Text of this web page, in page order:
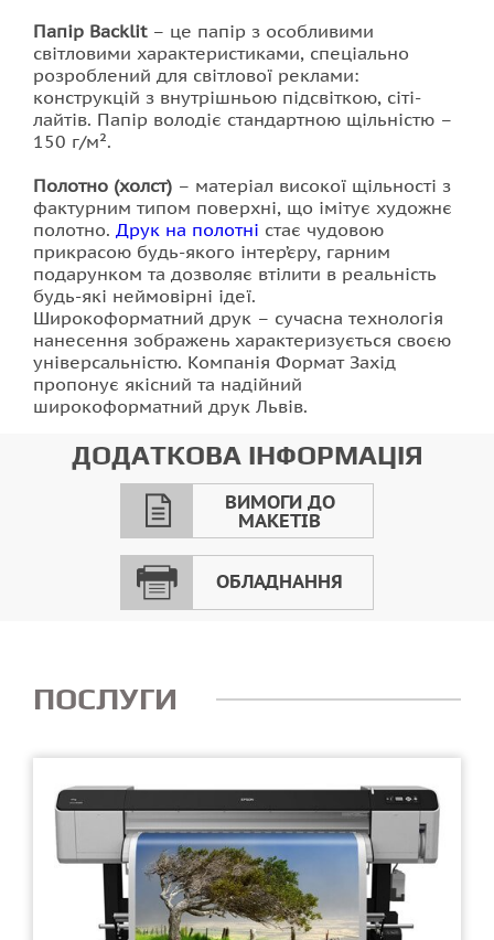
Папір Backlit– це папір з особливими
світловими характеристиками, спеціально
розроблений для світлової реклами:
конструкцій з внутрішньою підсвіткою, сіті-
лайтів. Папір володіє стандартною щільністю –
150 г/м².
Полотно (холст) – матеріал високої щільності з
фактурним типом поверхні, що імітує художнє
полотно. Друк на полотні стає чудовою
прикрасою будь-якого інтер’єру, гарним
подарунком та дозволяє втілити в реальність
будь-які неймовірні ідеї.
Широкоформатний друк – сучасна технологія
нанесення зображень характеризується своєю
універсальністю. Компанія Формат Захід
пропонує якісний та надійний
широкоформатний друк Львів.
ДОДАТКОВА ІНФОРМАЦІЯ
ВИМОГИ ДО
МАКЕТІВ
ОБЛАДНАННЯ
ПОСЛУГИ